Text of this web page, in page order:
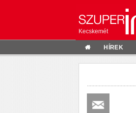
Kecskemét
HÍREK